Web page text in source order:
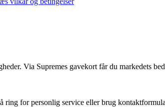
Via Supremes gavekort får du markedets
ring for personlig service eller brug